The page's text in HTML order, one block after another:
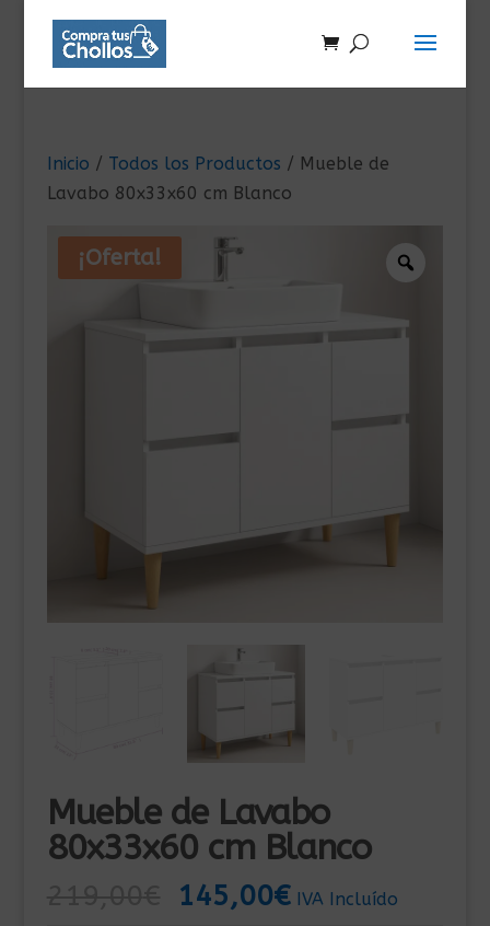
Inicio / Todos los Productos / Mueble de
Lavabo 80x33x60 cm Blanco
¡Oferta!
Mueble de Lavabo
80x33x60 cm Blanco
El
145,00€El
IVA Incluído